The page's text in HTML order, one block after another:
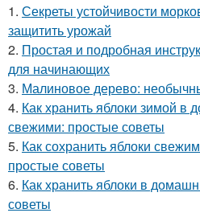
1. Секреты устойчивости
защитить урожай
2. Простая и подробная
для начинающих
3. Малиновое дерево:
4. Как хранить яблоки зимой в
свежими: простые советы
5. Как сохранить яблоки
простые советы
6. Как хранить яблоки в
советы